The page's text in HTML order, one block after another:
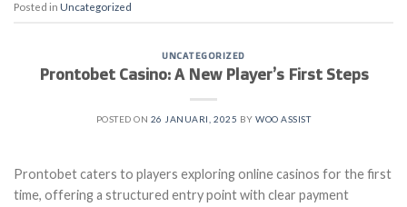
Posted in Uncategorized
UNCATEGORIZED
Prontobet Casino: A New Player’s First Steps
POSTED ON 26 JANUARI, 2025 BYWOO ASSIST
Prontobet caters to players exploring online casinos for the first
time, offering a structured entry point with clear payment